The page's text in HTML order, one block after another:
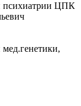
психиатрии ЦПК